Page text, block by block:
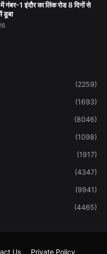
नंबर-1 इंदौर का लिंक रोड 8 दिनों से
डूबा
(2259)
(1693)
(8046)
(1098)
(1917)
(4347)
(9941)
(4465)
Us Private Policy